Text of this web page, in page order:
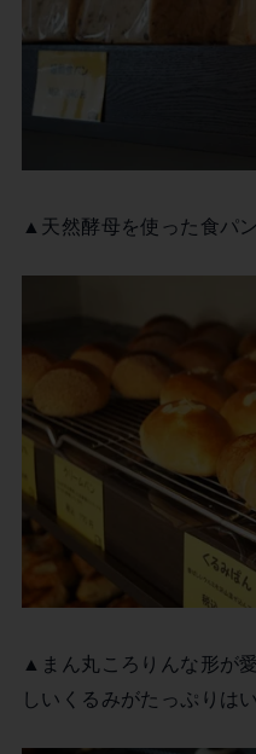
▲天然酵母を使った食パ
▲まん丸ころりんな形が
しいくるみがたっぷりは